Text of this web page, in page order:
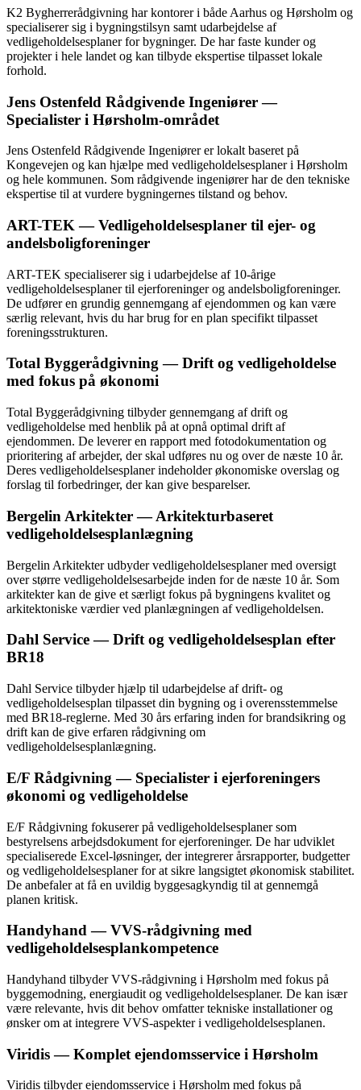
K2 Bygherrerådgivning har kontorer i både Aarhus og Hørsholm og
specialiserer sig i bygningstilsyn samt udarbejdelse af
vedligeholdelsesplaner for bygninger. De har faste kunder og
projekter i hele landet og kan tilbyde ekspertise tilpasset lokale
forhold.
Jens Ostenfeld Rådgivende Ingeniører —
Specialister i Hørsholm-området
Jens Ostenfeld Rådgivende Ingeniører er lokalt baseret på
Kongevejen og kan hjælpe med vedligeholdelsesplaner i Hørsholm
og hele kommunen. Som rådgivende ingeniører har de den tekniske
ekspertise til at vurdere bygningernes tilstand og behov.
ART-TEK — Vedligeholdelsesplaner til ejer- og
andelsboligforeninger
ART-TEK specialiserer sig i udarbejdelse af 10-årige
vedligeholdelsesplaner til ejerforeninger og andelsboligforeninger.
De udfører en grundig gennemgang af ejendommen og kan være
særlig relevant, hvis du har brug for en plan specifikt tilpasset
foreningsstrukturen.
Total Byggerådgivning — Drift og vedligeholdelse
med fokus på økonomi
Total Byggerådgivning tilbyder gennemgang af drift og
vedligeholdelse med henblik på at opnå optimal drift af
ejendommen. De leverer en rapport med fotodokumentation og
prioritering af arbejder, der skal udføres nu og over de næste 10 år.
Deres vedligeholdelsesplaner indeholder økonomiske overslag og
forslag til forbedringer, der kan give besparelser.
Bergelin Arkitekter — Arkitekturbaseret
vedligeholdelsesplanlægning
Bergelin Arkitekter udbyder vedligeholdelsesplaner med oversigt
over større vedligeholdelsesarbejde inden for de næste 10 år. Som
arkitekter kan de give et særligt fokus på bygningens kvalitet og
arkitektoniske værdier ved planlægningen af vedligeholdelsen.
Dahl Service — Drift og vedligeholdelsesplan efter
BR18
Dahl Service tilbyder hjælp til udarbejdelse af drift- og
vedligeholdelsesplan tilpasset din bygning og i overensstemmelse
med BR18-reglerne. Med 30 års erfaring inden for brandsikring og
drift kan de give erfaren rådgivning om
vedligeholdelsesplanlægning.
E/F Rådgivning — Specialister i ejerforeningers
økonomi og vedligeholdelse
E/F Rådgivning fokuserer på vedligeholdelsesplaner som
bestyrelsens arbejdsdokument for ejerforeninger. De har udviklet
specialiserede Excel-løsninger, der integrerer årsrapporter, budgetter
og vedligeholdelsesplaner for at sikre langsigtet økonomisk stabilitet.
De anbefaler at få en uvildig byggesagkyndig til at gennemgå
planen kritisk.
Handyhand — VVS-rådgivning med
vedligeholdelsesplankompetence
Handyhand tilbyder VVS-rådgivning i Hørsholm med fokus på
byggemodning, energiaudit og vedligeholdelsesplaner. De kan især
være relevante, hvis dit behov omfatter tekniske installationer og
ønsker om at integrere VVS-aspekter i vedligeholdelsesplanen.
Viridis — Komplet ejendomsservice i Hørsholm
Viridis tilbyder ejendomsservice i Hørsholm med fokus på